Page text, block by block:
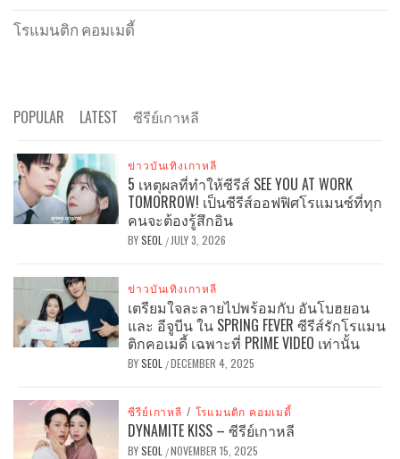
โรแมนติก คอมเมดี้
POPULAR LATEST ซีรีย์เกาหลี
ข่าวบันเทิงเกาหลี
5 เหตุผลที่ทำให้ซีรีส์ SEE YOU AT WORK
TOMORROW! เป็นซีรีส์ออฟฟิศโรแมนซ์ที่ทุก
คนจะต้องรู้สึกอิน
BYSEOL / JULY 3, 2026
ข่าวบันเทิงเกาหลี
เตรียมใจละลายไปพร้อมกับ อันโบฮยอน
และ อีจูบีน ใน SPRING FEVER ซีรีส์รักโรแมน
ติกคอเมดี้ เฉพาะที่ PRIME VIDEO เท่านั้น
BYSEOL /DECEMBER 4, 2025
ซีรีย์เกาหลี / โรแมนติก คอมเมดี้
DYNAMITE KISS – ซีรีย์เกาหลี
BYSEOL /NOVEMBER 15, 2025